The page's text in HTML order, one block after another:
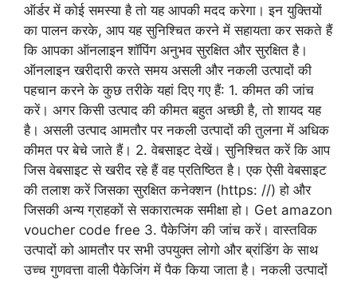
ऑर्डर में कोई समस्या है तो यह आपकी मदद करेगा। इन युक्तियों
का पालन करके, आप यह सुनिश्चित करने में सहायता कर सकते हैं
कि आपका ऑनलाइन शॉपिंग अनुभव सुरक्षित और सुरक्षित है।
ऑनलाइन खरीदारी करते समय असली और नकली उत्पादों की
पहचान करने के कुछ तरीके यहां दिए गए हैं: 1. कीमत की जांच
करें। अगर किसी उत्पाद की कीमत बहुत अच्छी है, तो शायद यह
है। असली उत्पाद आमतौर पर नकली उत्पादों की तुलना में अधिक
कीमत पर बेचे जाते हैं। 2. वेबसाइट देखें। सुनिश्चित करें कि आप
जिस वेबसाइट से खरीद रहे हैं वह प्रतिष्ठित है। एक ऐसी वेबसाइट
की तलाश करें जिसका सुरक्षित कनेक्शन (https: //) हो और
जिसकी अन्य ग्राहकों से सकारात्मक समीक्षा हो। Get amazon
voucher code free 3. पैकेजिंग की जांच करें। वास्तविक
उत्पादों को आमतौर पर सभी उपयुक्त लोगो और ब्रांडिंग के साथ
उच्च गुणवत्ता वाली पैकेजिंग में पैक किया जाता है। नकली उत्पादों